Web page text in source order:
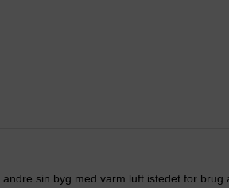
sin byg med varm luft istedet for brug